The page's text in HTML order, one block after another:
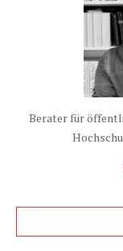
Berater für